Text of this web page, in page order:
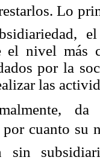
Lo
el nivel más
por la
las
cuanto su
sin